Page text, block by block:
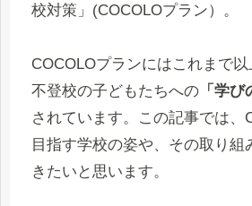
校対策」(COCOLOプラン）。
COCOLOプランにはこれまで以
不登校の子どもたちへの 「学び
されています。この記事では、
目指す学校の姿や、その取り組
きたいと思います。